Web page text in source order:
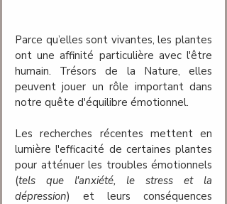
Parce qu’elles sont vivantes, les plantes
ont une affinité particulière avec l'être
humain. Trésors de la Nature, elles
peuvent jouer un rôle important dans
notre quête d'équilibre émotionnel.
Les recherches récentes mettent en
lumière l'efficacité de certaines plantes
pour atténuer les troubles émotionnels
(tels que l'anxiété, le stress et la
dépression) et leurs conséquences